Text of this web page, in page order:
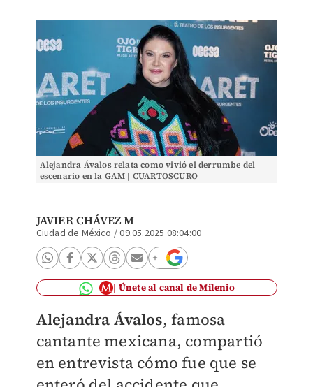
Alejandra Ávalos relata como vivió el derrumbe del
escenario en la GAM | CUARTOSCURO
JAVIER CHÁVEZ M
Ciudad de México /09.05.2025 08:04:00
Únete al canal de Milenio
Alejandra Ávalos, famosa
cantante mexicana, compartió
en entrevista cómo fue que se